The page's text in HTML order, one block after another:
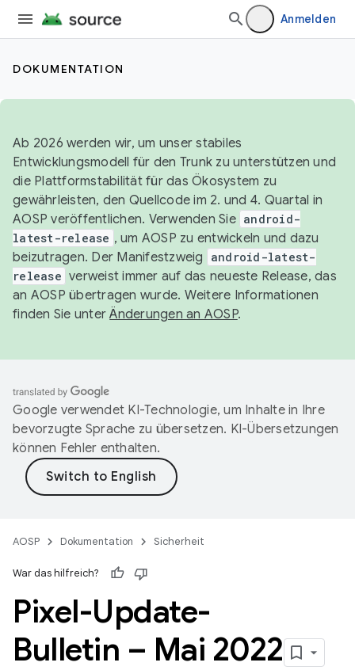
Anmelden
DOKUMENTATION
Ab 2026 werden wir, um unser stabiles
Entwicklungsmodell für den Trunk zu unterstützen und
die Plattformstabilität für das Ökosystem zu
gewährleisten, den Quellcode im 2. und 4. Quartal in
AOSP veröffentlichen. Verwenden Sie android-
latest-release , um AOSP zu entwickeln und dazu
beizutragen. Der Manifestzweig
android-latest-
release verweist immer auf das neueste Release, das
an AOSP übertragen wurde. Weitere Informationen
finden Sie unterÄnderungen an AOSP.
Google verwendet KI-Technologie, um Inhalte in Ihre
bevorzugte Sprache zu übersetzen. KI-Übersetzungen
können Fehler enthalten.
AOSP Dokumentation Sicherheit
War das hilfreich?
Pixel-Update-
Bulletin – Mai 2022